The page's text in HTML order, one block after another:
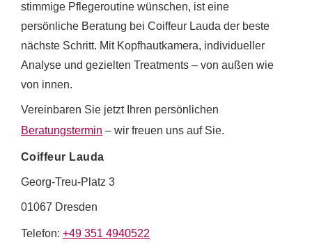
stimmige Pflegeroutine wünschen, ist eine
persönliche Beratung bei Coiffeur Lauda der beste
nächste Schritt. Mit Kopfhautkamera, individueller
Analyse und gezielten Treatments – von außen wie
von innen.
Vereinbaren Sie jetzt Ihren persönlichen
Beratungstermin – wir freuen uns auf Sie.
Coiffeur Lauda
Georg-Treu-Platz 3
01067 Dresden
Telefon: +49 351 4940522